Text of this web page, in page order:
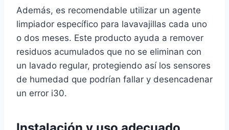
Además, es recomendable utilizar un agente
limpiador específico para lavavajillas cada uno
o dos meses. Este producto ayuda a remover
residuos acumulados que no se eliminan con
un lavado regular, protegiendo así los sensores
de humedad que podrían fallar y desencadenar
un error i30.